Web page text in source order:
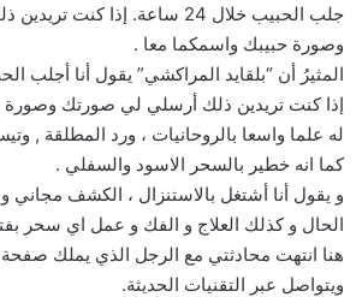
جلب الحبيب خلال 24 ساعة. إذا
وصورة حبيبك واسمكما معا .
إذا كنت تريدين ذلك أرسلي لي صورتك وصورة
له علما واسعا بالروحانيات ، ورد المطلقة ,
كما انه خطير بالسحر الاسود والسفلي .
و يقول أنا أشتغل بالاستنزال ، الكشف
الحال و كذلك العلاج و الفك و عمل اي سحر
هنا انتهت محادثتي مع الرجل الذي يملك
ويتواصل عبر التقنيات الحديثة.